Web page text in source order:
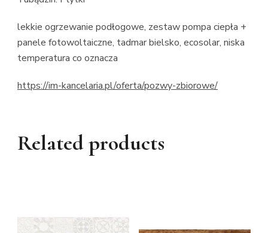
lekkie ogrzewanie podłogowe, zestaw pompa ciepła +
panele fotowoltaiczne, tadmar bielsko, ecosolar, niska
temperatura co oznacza
https://im-kancelaria.pl/oferta/pozwy-zbiorowe/
Related products